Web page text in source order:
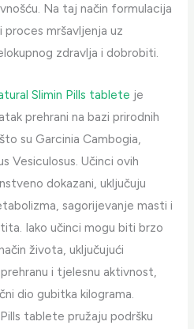
Na taj način formulacija
mršavljenja uz
zdravlja i dobrobiti.
Slimin Pills tablete je
prehrani na bazi prirodnih
su Garcinia Cambogia,
Vesiculosus. Učinci ovih
dokazani, uključuju
sagorijevanje masti i
Iako učinci mogu biti brzo
života, uključujući
i tjelesnu aktivnost,
dio gubitka kilograma.
tablete pružaju podršku